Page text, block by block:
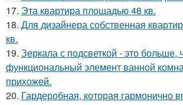
17. Эта квартира площадью 48 кв.
18. Для дизайнера собственная
кв.
19. Зеркала с подсветкой - это больше,
функциональный элемент ванной
прихожей.
20. Гардеробная, которая гармонично